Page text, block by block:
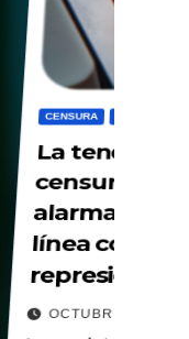
CENSURA
La
censura en
alarmante
línea como
represión
OCTUBRE 10, 2025